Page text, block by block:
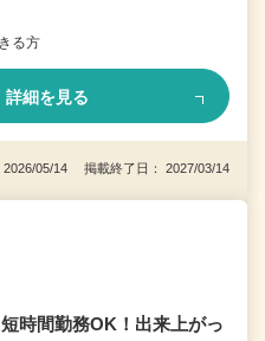
る方
詳細を見る
2026/05/14 掲載終了日： 2027/03/14
時間勤務OK！出来上がっ